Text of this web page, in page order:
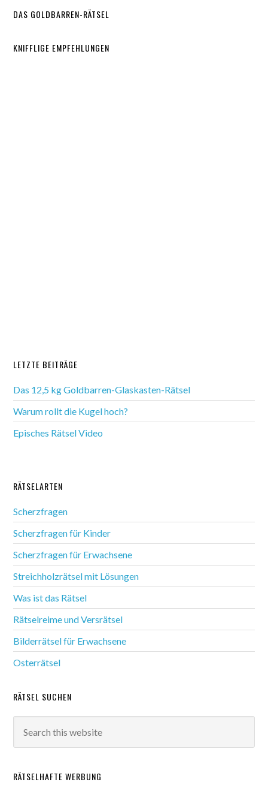
DAS GOLDBARREN-RÄTSEL
KNIFFLIGE EMPFEHLUNGEN
LETZTE BEITRÄGE
Das 12,5 kg Goldbarren-Glaskasten-Rätsel
Warum rollt die Kugel hoch?
Episches Rätsel Video
RÄTSELARTEN
Scherzfragen
Scherzfragen für Kinder
Scherzfragen für Erwachsene
Streichholzrätsel mit Lösungen
Was ist das Rätsel
Rätselreime und Versrätsel
Bilderrätsel für Erwachsene
Osterrätsel
RÄTSEL SUCHEN
RÄTSELHAFTE WERBUNG